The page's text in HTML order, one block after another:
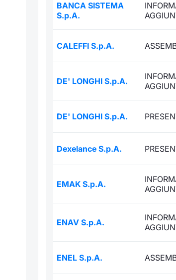
BANCA SISTEMA
S.p.A.
CALEFFI S.p.A.
DE' LONGHI S.p.A.
DE' LONGHI S.p.A.
Dexelance S.p.A.
EMAK S.p.A.
ENAV S.p.A.
ENEL S.p.A.